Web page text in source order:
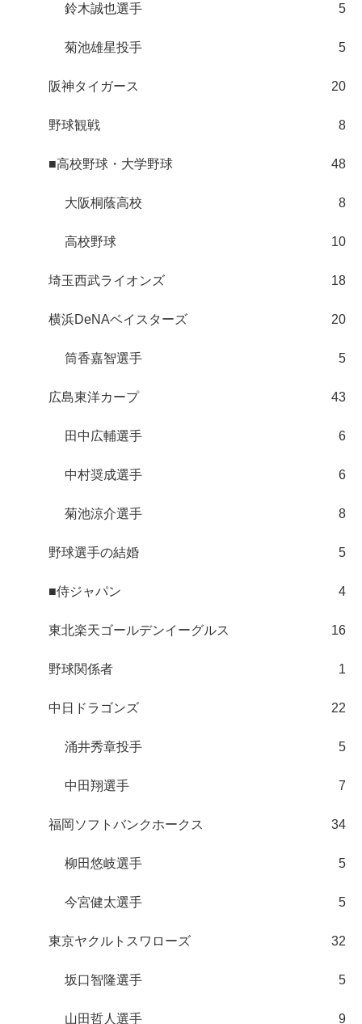
鈴木誠也選手 5
菊池雄星投手 5
阪神タイガース 20
野球観戦 8
■高校野球・大学野球 48
大阪桐蔭高校 8
高校野球 10
埼玉西武ライオンズ 18
横浜DeNAベイスターズ 20
筒香嘉智選手 5
広島東洋カープ 43
田中広輔選手 6
中村奨成選手 6
菊池涼介選手 8
野球選手の結婚 5
■侍ジャパン 4
東北楽天ゴールデンイーグルス 16
野球関係者 1
中日ドラゴンズ 22
涌井秀章投手 5
中田翔選手 7
福岡ソフトバンクホークス 34
柳田悠岐選手 5
今宮健太選手 5
東京ヤクルトスワローズ 32
坂口智隆選手 5
山田哲人選手 9